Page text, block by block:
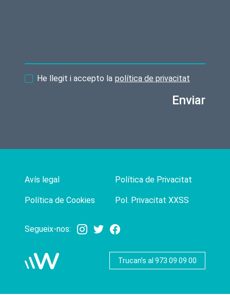
He llegit i accepto la política de privacitat
Enviar
Avís legal
Política de Cookies
Política de Privacitat
Pol. Privacitat XXSS
Segueix-nos:
Trucan’s al 973 09 09 00